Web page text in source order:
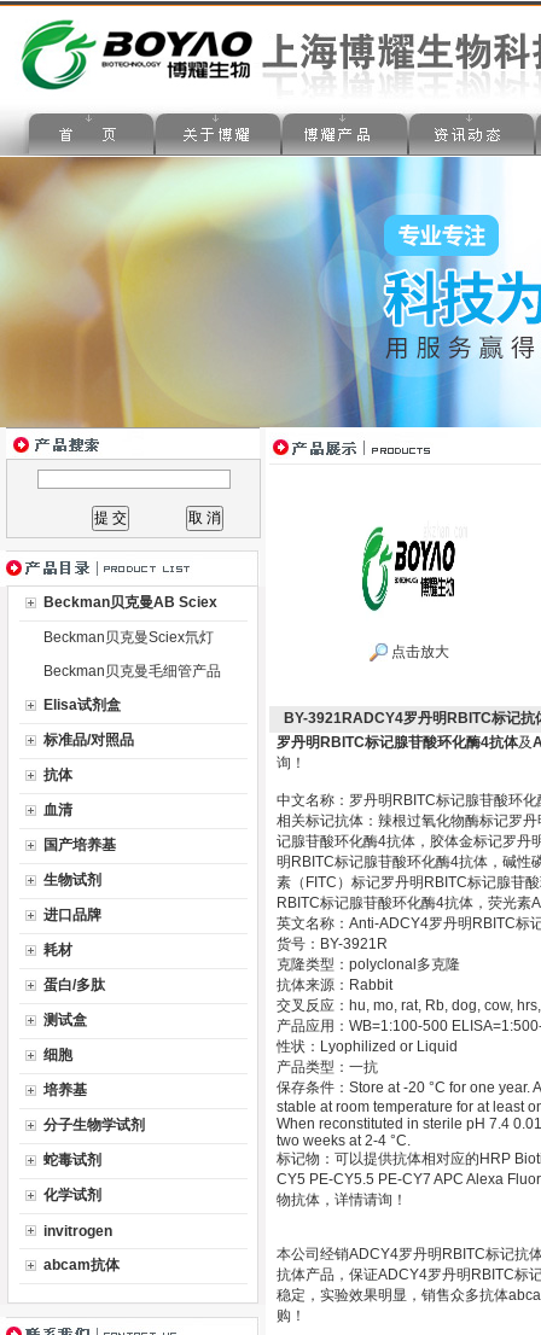
Beckman贝克曼AB Sciex
Beckman贝克曼Sciex氘灯
Beckman贝克曼毛细管产品
Elisa试剂盒
标准品/对照品
抗体
血清
国产培养基
生物试剂
进口品牌
耗材
蛋白/多肽
测试盒
细胞
培养基
分子生物学试剂
蛇毒试剂
化学试剂
invitrogen
abcam抗体
点击放大
BY-3921RADCY4罗丹明RBITC标记
罗丹明RBITC标记腺苷酸环化酶4抗体及
询！
中文名称：罗丹明RBITC标记腺苷酸环
相关标记抗体：辣根过氧化物酶标记罗
记腺苷酸环化酶4抗体，胶体金标记罗丹
明RBITC标记腺苷酸环化酶4抗体，碱性
素（FITC）标记罗丹明RBITC标记腺苷
RBITC标记腺苷酸环化酶4抗体，荧光
英文名称：Anti-ADCY4罗丹明RBITC标
货号：BY-3921R
克隆类型：polyclonal多克隆
抗体来源：Rabbit
交叉反应：hu, mo, rat, Rb, dog, cow,
产品应用：WB=1:100-500
性状：Lyophilized or Liquid
产品类型：一抗
保存条件：Store at -20 °C for one
stable at room temperature for at least
When reconstituted in sterile pH 7.4
two weeks at 2-4 °C.
标记物：可以提供抗体相对应的HRP
CY5 PE-CY5.5 PE-CY7 APC Alexa
物抗体，详情请询！
本公司经销ADCY4罗丹明RBITC标记抗
抗体产品，保证ADCY4罗丹明RBITC标
稳定，实验效果明显，销售众多抗体
购！